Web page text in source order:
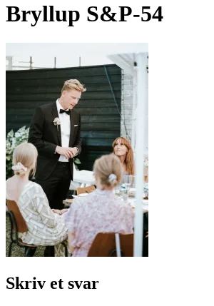
Bryllup S&P-54
Skriv et svar